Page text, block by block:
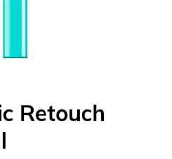
Retouch